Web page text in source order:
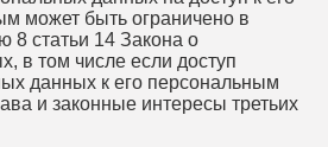
может быть ограничено в
8 статьи 14 Закона о
в том числе если доступ
данных к его персональным
и законные интересы третьих